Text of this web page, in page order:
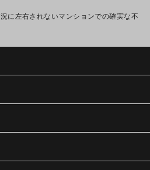
に左右されないマンションでの確実な不